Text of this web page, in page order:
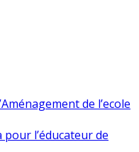
de l’ecole
pour l’éducateur de